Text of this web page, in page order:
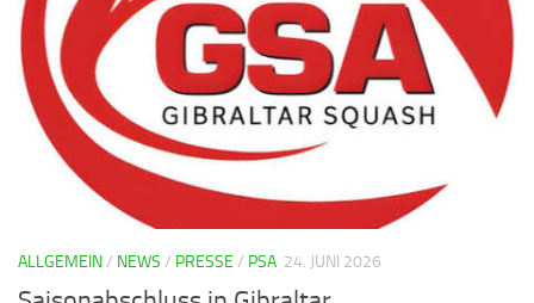
ALLGEMEIN/ NEWS / PRESSE / PSA 24. JUNI 2026